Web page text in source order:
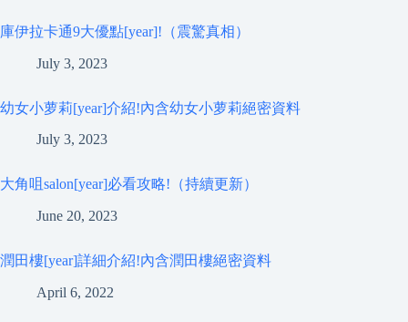
庫伊拉卡通9大優點[year]!（震驚真相）
July 3, 2023
幼女小萝莉[year]介紹!內含幼女小萝莉絕密資料
July 3, 2023
大角咀salon[year]必看攻略!（持續更新）
June 20, 2023
潤田樓[year]詳細介紹!內含潤田樓絕密資料
April 6, 2022